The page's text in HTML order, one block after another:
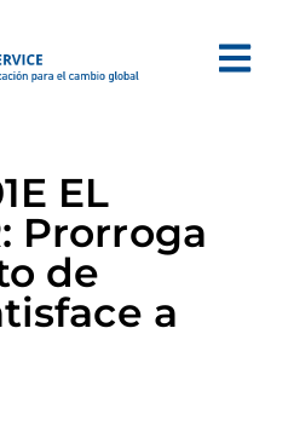
EL
Prorroga
de
a